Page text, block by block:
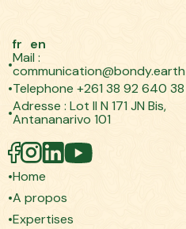
fr en
Mail :
communication@bondy.earth
Telephone +261 38 92 640 38
Adresse : Lot II N 171 JN Bis,
Antananarivo 101
Home
A propos
Expertises